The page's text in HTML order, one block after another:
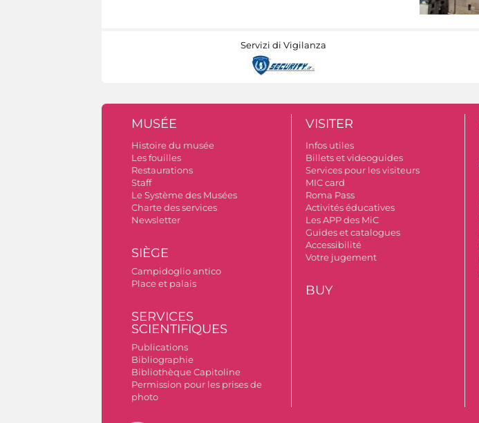
Servizi di Vigilanza
MUSÉE
Histoire du musée
Les fouilles
Restaurations
Staff
Le Système des Musées
Charte des services
Newsletter
SIÈGE
Campidoglio antico
Place et palais
SERVICES
SCIENTIFIQUES
Publications
Bibliographie
Bibliothèque Capitoline
Permission pour les prises de
photo
VISITER
Infos utiles
Billets et videoguides
Services pour les visiteurs
MIC card
Roma Pass
Activités éducatives
Les APP des MiC
Guides et catalogues
Accessibilité
Votre jugement
BUY